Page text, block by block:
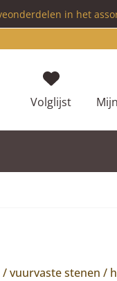
in het
VolglijstJe hebt
vuurvaste stenen /